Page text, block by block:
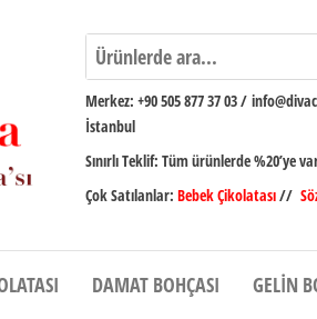
Merkez: +90 505 877 37 03/
İstanbul
Sınırlı Teklif: Tüm ürünlerde %20’ye
Çok Satılanlar: Bebek Çikolatası//
DAMAT BOHÇASI GELIN